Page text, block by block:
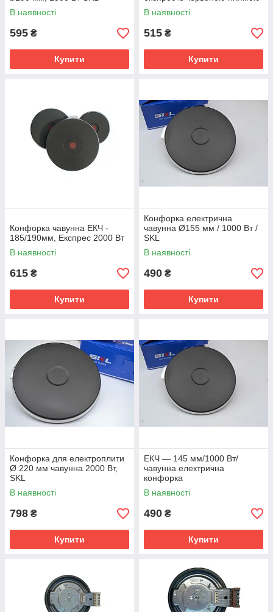
В наявності
595 ₴
Купити
В наявності
515 ₴
Купити
Конфорка чавунна ЕКЧ -
185/190мм, Експрес 2000 Вт
В наявності
615 ₴
Купити
Конфорка електрична
чавунна Ø155 мм / 1000 Вт /
SKL
В наявності
490 ₴
Купити
Конфорка для електроплити
Ø 220 мм чавунна 2000 Вт,
SKL
В наявності
798 ₴
Купити
ЕКЧ — 145 мм/1000 Вт/
чавунна електрична
конфорка
В наявності
490 ₴
Купити